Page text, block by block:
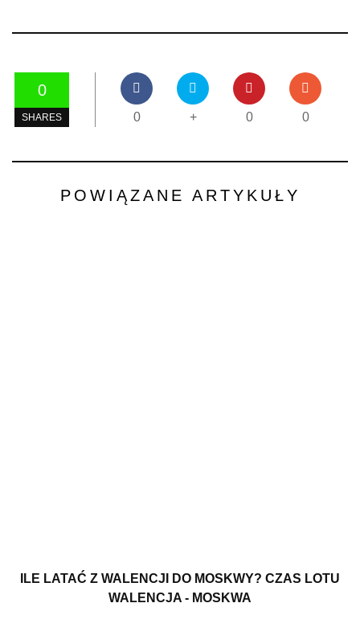
0
SHARES 0 + 0 0
POWIĄZANE ARTYKUŁY
ILE LATAĆ Z WALENCJI DO MOSKWY? CZAS LOTU
WALENCJA - MOSKWA